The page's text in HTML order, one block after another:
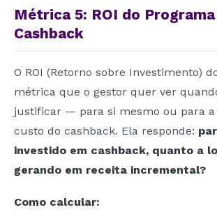
Métrica 5: ROI do
Cashback
O ROI (Retorno sobre Investimento)
métrica que o gestor quer ver
justificar — para si mesmo ou para
custo do cashback. Ela responde:
investido em cashback, quanto a
gerando em receita incremental?
Como calcular: